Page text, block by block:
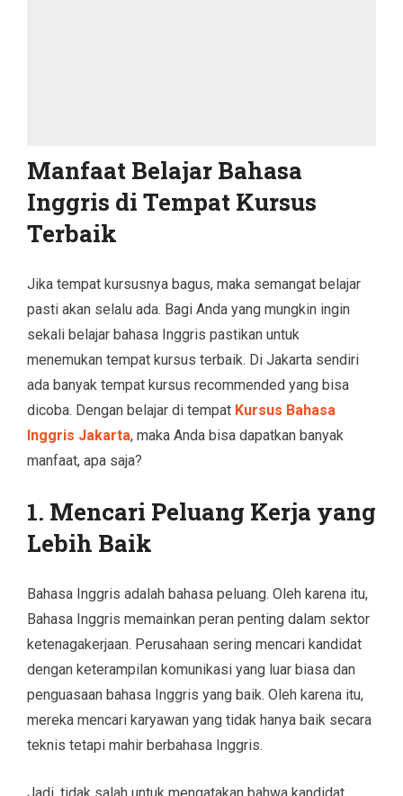
Manfaat Belajar Bahasa
Inggris di Tempat Kursus
Terbaik
Jika tempat kursusnya bagus, maka semangat belajar
pasti akan selalu ada. Bagi Anda yang mungkin ingin
sekali belajar bahasa Inggris pastikan untuk
menemukan tempat kursus terbaik. Di Jakarta sendiri
ada banyak tempat kursus recommended yang bisa
dicoba. Dengan belajar di tempat Kursus Bahasa
Inggris Jakarta, maka Anda bisa dapatkan banyak
manfaat, apa saja?
1. Mencari Peluang Kerja yang
Lebih Baik
Bahasa Inggris adalah bahasa peluang. Oleh karena itu,
Bahasa Inggris memainkan peran penting dalam sektor
ketenagakerjaan. Perusahaan sering mencari kandidat
dengan keterampilan komunikasi yang luar biasa dan
penguasaan bahasa Inggris yang baik. Oleh karena itu,
mereka mencari karyawan yang tidak hanya baik secara
teknis tetapi mahir berbahasa Inggris.